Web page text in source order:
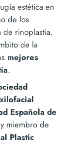
estética en
de los
de rinoplastia.
de la
mejores
.
Española de
y miembro de
Plastic